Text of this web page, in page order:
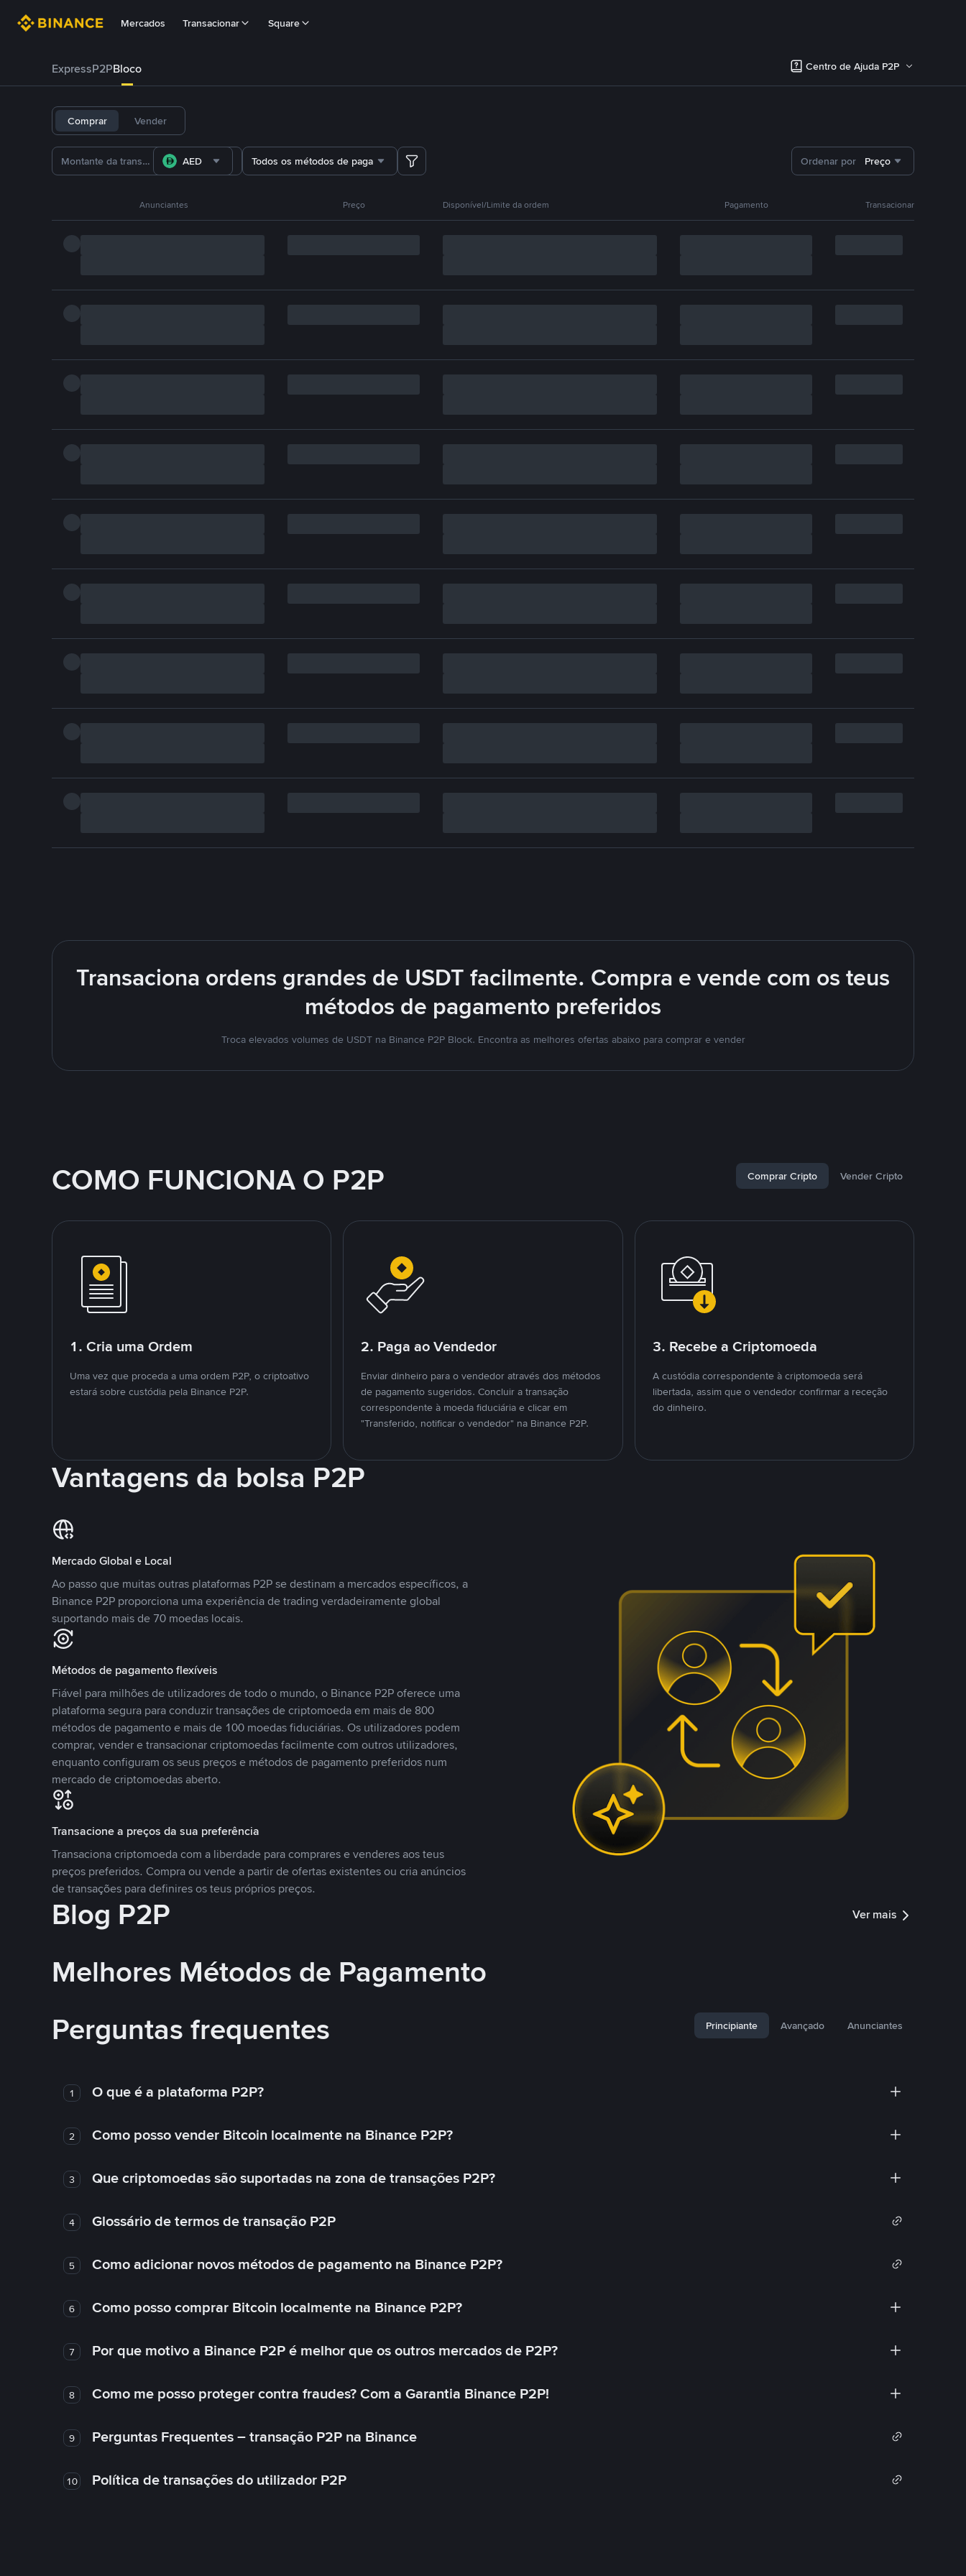
Mercados Transacionar Square
ExpressP2PBloco Centro de Ajuda P2P
Comprar Vender
AED Todos os métodos de pagamento Ordenar por Preço
Anunciantes Preço Disponível/Limite da ordem Pagamento Transacionar
Transaciona ordens grandes de USDT facilmente. Compra e vende com os teus
métodos de pagamento preferidos
Troca elevados volumes de USDT na Binance P2P Block. Encontra as melhores ofertas abaixo para comprar e vender
COMO FUNCIONA O P2P Comprar Cripto Vender Cripto
1. Cria uma Ordem
Uma vez que proceda a uma ordem P2P, o criptoativo
estará sobre custódia pela Binance P2P.
2. Paga ao Vendedor
Enviar dinheiro para o vendedor através dos métodos
de pagamento sugeridos. Concluir a transação
correspondente à moeda fiduciária e clicar em
"Transferido, notificar o vendedor" na Binance P2P.
3. Recebe a Criptomoeda
A custódia correspondente à criptomoeda será
libertada, assim que o vendedor confirmar a receção
do dinheiro.
Vantagens da bolsa P2P
Mercado Global e Local
Ao passo que muitas outras plataformas P2P se destinam a mercados específicos, a
Binance P2P proporciona uma experiência de trading verdadeiramente global
suportando mais de 70 moedas locais.
Métodos de pagamento flexíveis
Fiável para milhões de utilizadores de todo o mundo, o Binance P2P oferece uma
plataforma segura para conduzir transações de criptomoeda em mais de 800
métodos de pagamento e mais de 100 moedas fiduciárias. Os utilizadores podem
comprar, vender e transacionar criptomoedas facilmente com outros utilizadores,
enquanto configuram os seus preços e métodos de pagamento preferidos num
mercado de criptomoedas aberto.
Transacione a preços da sua preferência
Transaciona criptomoeda com a liberdade para comprares e venderes aos teus
preços preferidos. Compra ou vende a partir de ofertas existentes ou cria anúncios
de transações para definires os teus próprios preços.
Blog P2P Ver mais
Melhores Métodos de Pagamento
Perguntas frequentes
Principiante Avançado Anunciantes
1 O que é a plataforma P2P?
2 Como posso vender Bitcoin localmente na Binance P2P?
3 Que criptomoedas são suportadas na zona de transações P2P?
4 Glossário de termos de transação P2P
5 Como adicionar novos métodos de pagamento na Binance P2P?
6 Como posso comprar Bitcoin localmente na Binance P2P?
7 Por que motivo a Binance P2P é melhor que os outros mercados de P2P?
8 Como me posso proteger contra fraudes? Com a Garantia Binance P2P!
9 Perguntas Frequentes – transação P2P na Binance
10 Política de transações do utilizador P2P